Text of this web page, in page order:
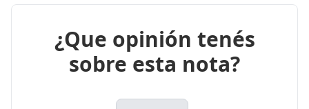
¿Que opinión tenés
sobre esta nota?